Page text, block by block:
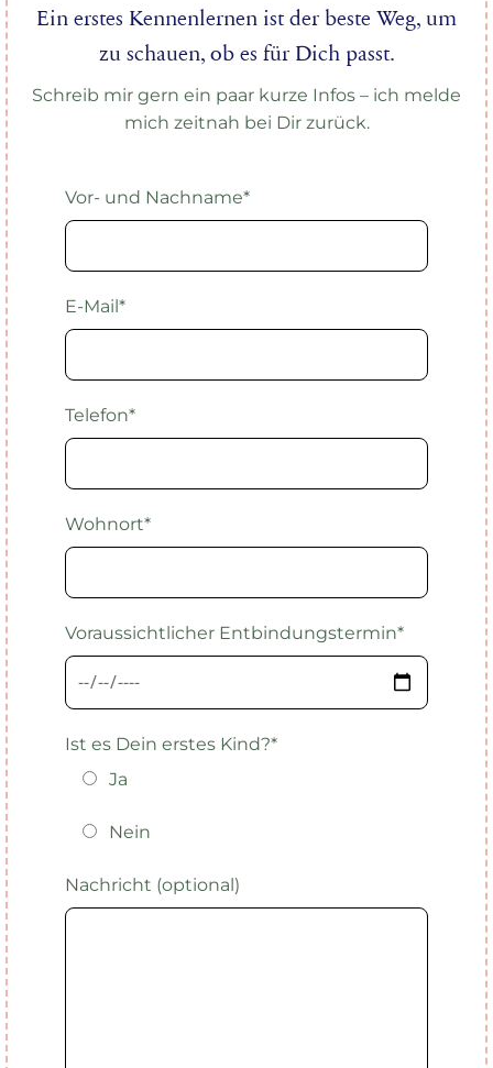
Ein erstes Kennenlernen ist der beste Weg, um
zu schauen, ob es für Dich passt.
Schreib mir gern ein paar kurze Infos – ich melde
mich zeitnah bei Dir zurück.
Vor- und Nachname*
E-Mail*
Telefon*
Wohnort*
Voraussichtlicher Entbindungstermin*
Ist es Dein erstes Kind?*
Ja
Nein
Nachricht (optional)